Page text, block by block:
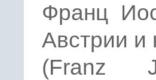
Франц
Австрии и
(Franz